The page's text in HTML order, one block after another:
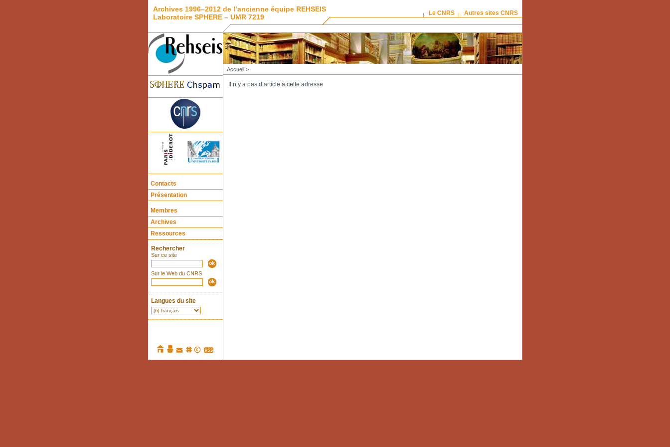
Archives 1996–2012 de l’ancienne équipe REHSEIS
Laboratoire SPHERE – UMR 7219
Le CNRS Autres sites CNRS
Contacts
Présentation
Membres
Archives
Ressources
Rechercher
Sur ce site
Sur le Web du CNRS
Langues du site
Accueil>
Il n’y a pas d’article à cette adresse